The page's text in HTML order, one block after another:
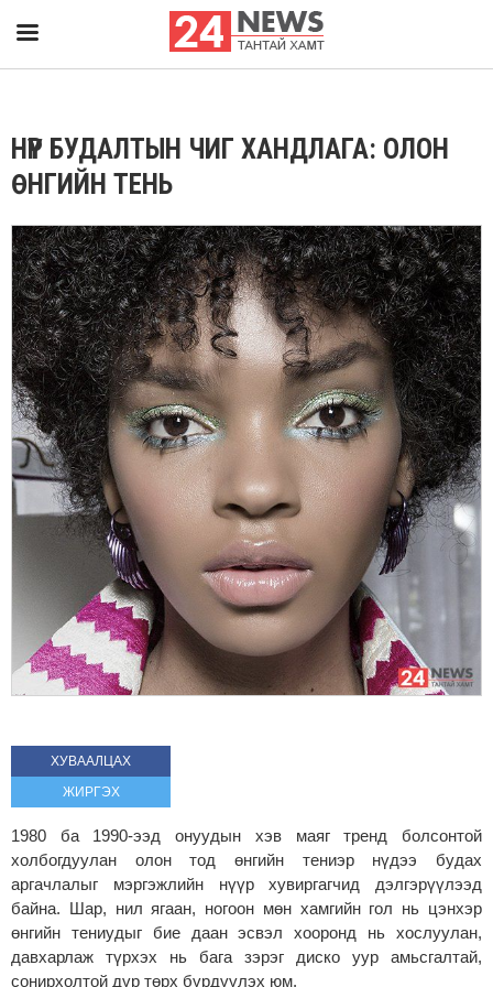
НҮҮР БУДАЛТЫН ЧИГ ХАНДЛАГА: ОЛОН
ӨНГИЙН ТЕНЬ
ХУВААЛЦАХ
ЖИРГЭХ
1980 ба 1990-ээд онуудын хэв маяг тренд болсонтой
холбогдуулан олон тод өнгийн тениэр нүдээ будах
аргачлалыг мэргэжлийн нүүр хувиргагчид дэлгэрүүлээд
байна. Шар, нил ягаан, ногоон мөн хамгийн гол нь цэнхэр
өнгийн тениудыг бие даан эсвэл хооронд нь хослуулан,
давхарлаж түрхэх нь бага зэрэг диско уур амьсгалтай,
сонирхолтой дүр төрх бүрдүүлэх юм.